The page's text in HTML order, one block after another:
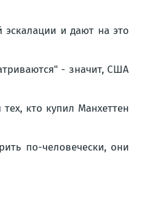
и дают на это
" - значит, США
кто купил Манхеттен
по-человечески, они